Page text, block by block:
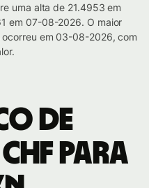
uma alta de 21.4953 em
em 07-08-2026. O maior
em 03-08-2026, com
de
para